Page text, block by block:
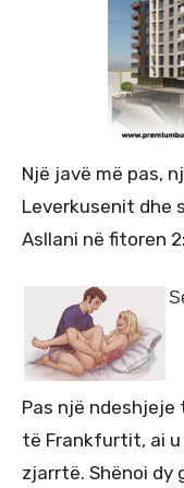
Një javë më pas,
Leverkusenit dhe
Asllani në fitoren
Pas një
të Frankfurtit, ai
zjarrtë. Shënoi dy